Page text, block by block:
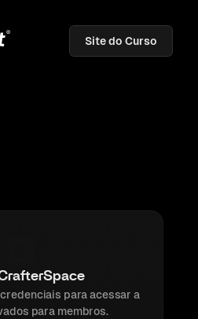
Site do Curso
para acessar a
para membros.